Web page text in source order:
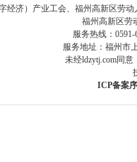
经济）产业工会、福州高新区劳
福州高新区劳
服务热线：
服务地址：福州市
未经ldzytj.com同
ICP备案